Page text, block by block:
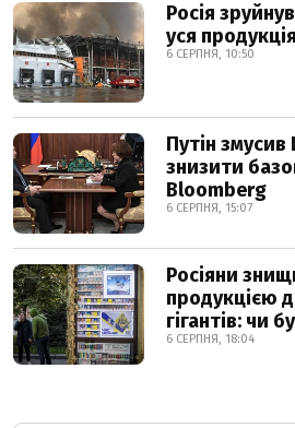
Росія
уся
6 СЕРПНЯ, 10:50
Путін
знизити
Bloomberg
6 СЕРПНЯ, 15:07
Росіяни
продукцією
гігантів: чи
6 СЕРПНЯ, 18:04